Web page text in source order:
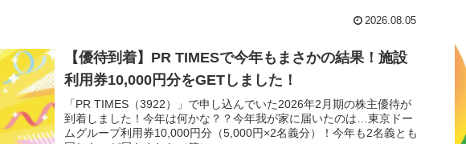
2026.08.05
【優待到着】PR TIMESで今年もまさかの結果！施設
利用券10,000円分をGETしました！
「PR TIMES（3922）」で申し込んでいた2026年2月期の株主優待が
到着しました！今年は何かな？？今年我が家に届いたのは…東京ドー
ムグループ利用券10,000円分（5,000円×2名義分）！今年も2名義とも